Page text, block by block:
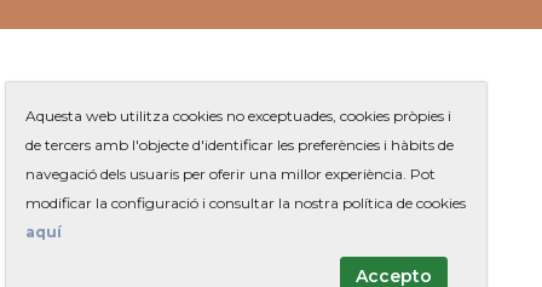
Plaça de Jaume Balmes s/n
Aquesta web utilitza cookies no exceptuades, cookies pròpies i
de tercers amb l'objecte d'identificar les preferències i hàbits de
navegació dels usuaris per oferir una millor experiència. Pot
modificar la configuració i consultar la nostra política de cookies
aquí
Accepto